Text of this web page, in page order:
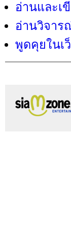
อ่านและเ
อ่านวิจาร
พูดคุยในเ